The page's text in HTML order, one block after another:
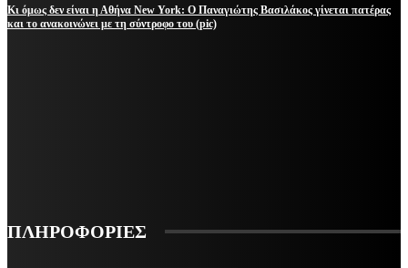
Κι όμως δεν είναι η Αθήνα New York: Ο Παναγιώτης Βασιλάκος γίνεται πατέρας
και το ανακοινώνει με τη σύντροφο του (pic)
ΠΛΗΡΟΦΟΡΙΕΣ